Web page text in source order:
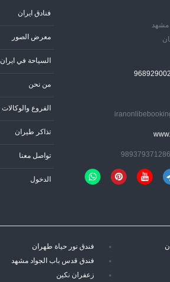
مشهد
فنادق ايران
معرض الصور
السياحة في ايران
من نحن
الفروع والوكالات
تذاكر طيران
تواصل معنا
الدخول
فندق نور حياة طهران
فندق قدس باب الجواد مشهد
زعفران نكين